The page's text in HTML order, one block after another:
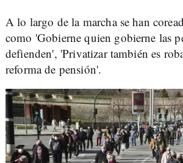
A lo largo de la marcha se han
como 'Gobierne quien gobierne las
defienden', 'Privatizar también es
reforma de pensión'.